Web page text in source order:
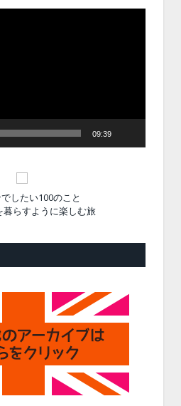
09:39
したい100のこと
暮らすように楽しむ旅